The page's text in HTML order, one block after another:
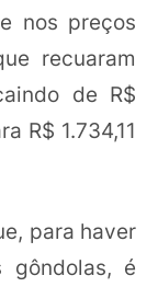
nos preços
recuaram
de R$
R$ 1.734,11
para haver
gôndolas, é